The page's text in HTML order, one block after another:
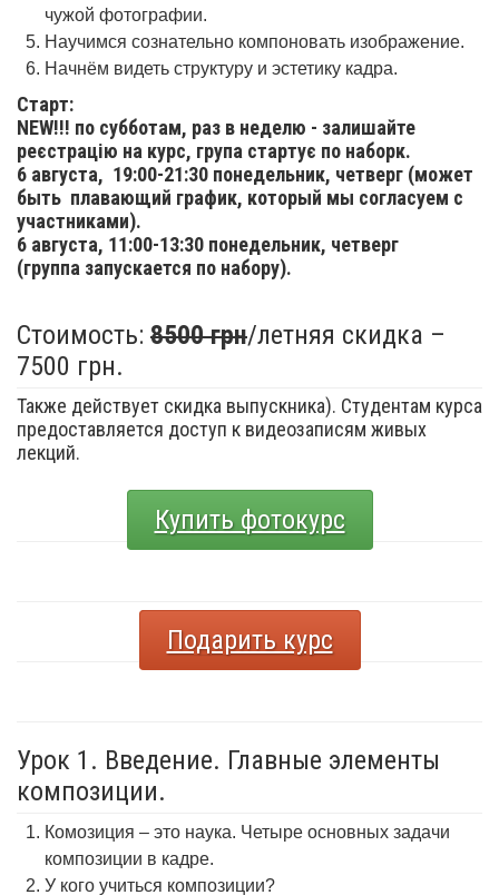
чужой фотографии.
Научимся сознательно компоновать изображение.
Начнём видеть структуру и эстетику кадра.
Старт:
NEW!!! по субботам, раз в неделю - залишайте
реєстрацію на курс, група стартує по наборк.
6 августа, 19:00-21:30 понедельник, четверг (может
быть плавающий график, который мы согласуем с
участниками).
6 августа, 11:00-13:30 понедельник, четверг
(группа запускается по набору).
Стоимость: 8500 грн/летняя скидка –
7500 грн.
Также действует скидка выпускника). Студентам курса
предоставляется доступ к видеозаписям живых
лекций.
Купить фотокурс
Подарить курс
Урок 1. Введение. Главные элементы
композиции.
Комозиция – это наука. Четыре основных задачи
композиции в кадре.
У кого учиться композиции?